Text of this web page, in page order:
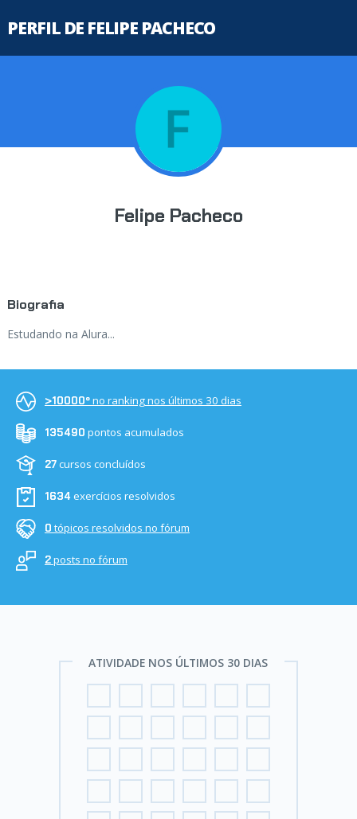
PERFIL DE FELIPE PACHECO
Felipe Pacheco
Biografia
Estudando na Alura...
>10000ºno ranking nos últimos 30 dias
135490 pontos acumulados
27cursos concluídos
1634exercícios resolvidos
0 tópicos resolvidos no fórum
2posts no fórum
ATIVIDADE NOS ÚLTIMOS 30 DIAS